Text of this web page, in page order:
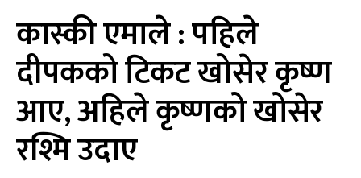
कास्की एमाले : पहिले
दीपकको टिकट खोसेर कृष्ण
आए, अहिले कृष्णको खोसेर
रश्मि उदाए